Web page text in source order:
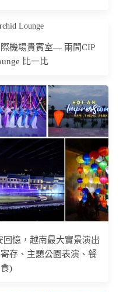
際機場貴賓室— 兩間CIP
比一比
回憶，越南最大實景演出
存、主題公園表演、餐
食)